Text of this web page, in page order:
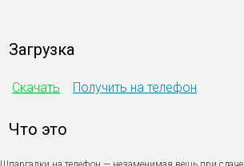
Загрузка
Скачать Получить на телефон
Что это